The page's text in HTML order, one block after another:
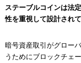
ステーブルコインは法
性を重視して設計されて
暗号資産取引がグロー
うためにブロックチェ